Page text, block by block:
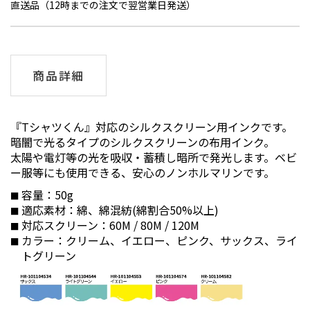
直送品（12時までの注文で翌営業日発送）
商品詳細
『Tシャツくん』対応のシルクスクリーン用インクです。
暗闇で光るタイプのシルクスクリーンの布用インク。
太陽や電灯等の光を吸収・蓄積し暗所で発光します。ベビ
ー服等にも使用できる、安心のノンホルマリンです。
容量：50g
適応素材：綿、綿混紡(綿割合50%以上)
対応スクリーン：60M / 80M / 120M
カラー：クリーム、イエロー、ピンク、サックス、ライ
トグリーン